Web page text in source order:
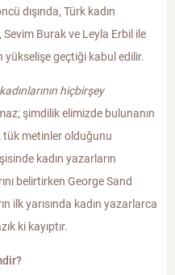
dışında, Türk kadın
Sevim Burak ve Leyla Erbil ile
yükselişe geçtiği kabul edilir.
hiçbirşey
şimdilik elimizde bulunanın
tük metinler olduğunu
kadın yazarların
belirtirken George Sand
ilk yarısında kadın yazarlarca
ki kayıptır.